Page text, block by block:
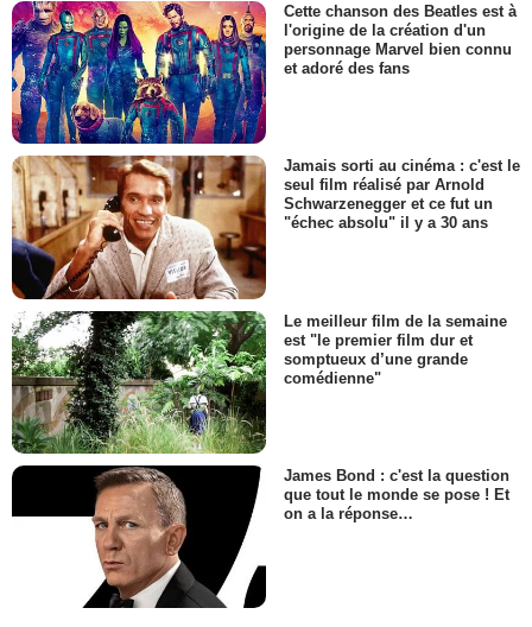
Cette chanson des Beatles est à
l'origine de la création d'un
personnage Marvel bien connu
et adoré des fans
Jamais sorti au cinéma : c'est le
seul film réalisé par Arnold
Schwarzenegger et ce fut un
"échec absolu" il y a 30 ans
Le meilleur film de la semaine
est "le premier film dur et
somptueux d’une grande
comédienne"
James Bond : c'est la question
que tout le monde se pose ! Et
on a la réponse…